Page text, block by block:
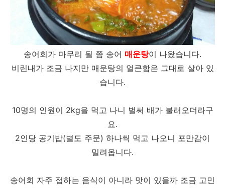
송어회가 마무리 될 쯤 송어 매운탕이 나왔습니다.
비린내가 조금 나지만 매운탕의 얼큰함은 그대로 살아 있
습니다.
10명의 인원이 2kg을 먹고 나니 벌써 배가 불러오더라구
요.
2인당 공기밥(별도 주문) 하나씩 먹고 나오니 포만감이
밀려옵니다.
송어회 자주 접하는 음식이 아니라 맛이 있을까 조금 고민